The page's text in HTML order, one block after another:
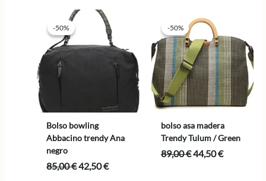
69,00 €.
-50%
-50%
Bolso bowling
Abbacino trendy Ana
negro
85,00€El
42,50€El
-50%
-50%
bolso asa madera
Trendy Tulum / Green
89,00€El
44,50€El